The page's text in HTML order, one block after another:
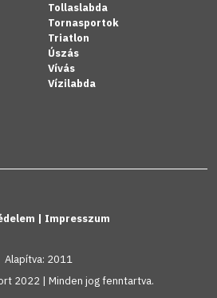
Tollaslabda
Tornasportok
Triatlon
Úszás
Vívás
Vízilabda
| Impresszum
Alapítva: 2011
2022 | Minden jog fenntartva.